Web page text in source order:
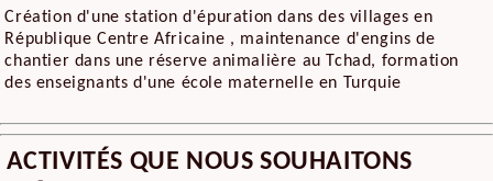
Création d'une station d'épuration dans des villages en
République Centre Africaine , maintenance d'engins de
chantier dans une réserve animalière au Tchad, formation
des enseignants d'une école maternelle en Turquie
ACTIVITÉS QUE NOUS SOUHAITONS